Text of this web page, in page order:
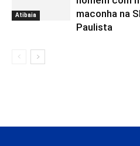
Atibaia
maconha na
Paulista